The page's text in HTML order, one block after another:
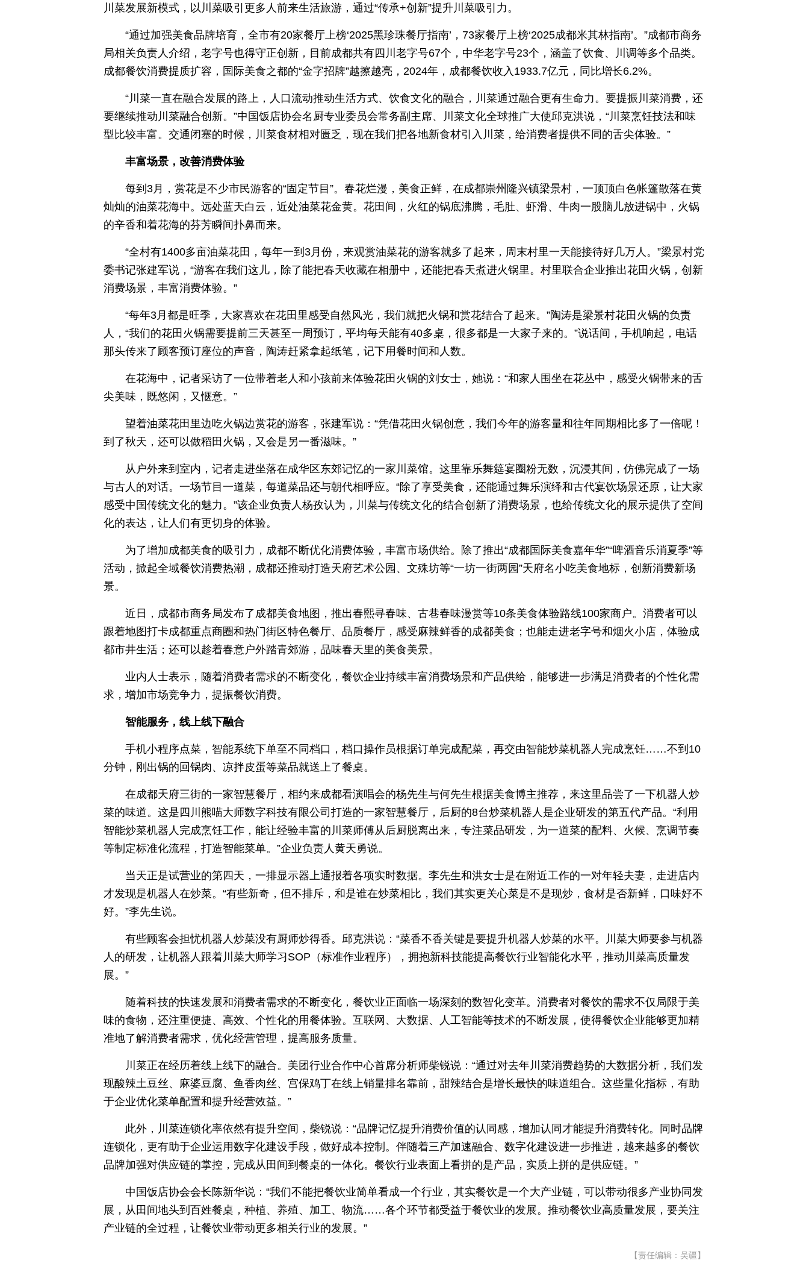
川菜发展新模式，以川菜吸引更多人前来生活旅游，通过“传承+创新”提升川菜吸引力。
“通过加强美食品牌培育，全市有20家餐厅上榜‘2025黑珍珠餐厅指南’，73家餐厅上榜‘2025成都米其林指南’。”成都市商务
局相关负责人介绍，老字号也得守正创新，目前成都共有四川老字号67个，中华老字号23个，涵盖了饮食、川调等多个品类。
成都餐饮消费提质扩容，国际美食之都的“金字招牌”越擦越亮，2024年，成都餐饮收入1933.7亿元，同比增长6.2%。
“川菜一直在融合发展的路上，人口流动推动生活方式、饮食文化的融合，川菜通过融合更有生命力。要提振川菜消费，还
要继续推动川菜融合创新。”中国饭店协会名厨专业委员会常务副主席、川菜文化全球推广大使邱克洪说，“川菜烹饪技法和味
型比较丰富。交通闭塞的时候，川菜食材相对匮乏，现在我们把各地新食材引入川菜，给消费者提供不同的舌尖体验。”
丰富场景，改善消费体验
每到3月，赏花是不少市民游客的“固定节目”。春花烂漫，美食正鲜，在成都崇州隆兴镇梁景村，一顶顶白色帐篷散落在黄
灿灿的油菜花海中。远处蓝天白云，近处油菜花金黄。花田间，火红的锅底沸腾，毛肚、虾滑、牛肉一股脑儿放进锅中，火锅
的辛香和着花海的芬芳瞬间扑鼻而来。
“全村有1400多亩油菜花田，每年一到3月份，来观赏油菜花的游客就多了起来，周末村里一天能接待好几万人。”梁景村党
委书记张建军说，“游客在我们这儿，除了能把春天收藏在相册中，还能把春天煮进火锅里。村里联合企业推出花田火锅，创新
消费场景，丰富消费体验。”
“每年3月都是旺季，大家喜欢在花田里感受自然风光，我们就把火锅和赏花结合了起来。”陶涛是梁景村花田火锅的负责
人，“我们的花田火锅需要提前三天甚至一周预订，平均每天能有40多桌，很多都是一大家子来的。”说话间，手机响起，电话
那头传来了顾客预订座位的声音，陶涛赶紧拿起纸笔，记下用餐时间和人数。
在花海中，记者采访了一位带着老人和小孩前来体验花田火锅的刘女士，她说：“和家人围坐在花丛中，感受火锅带来的舌
尖美味，既悠闲，又惬意。”
望着油菜花田里边吃火锅边赏花的游客，张建军说：“凭借花田火锅创意，我们今年的游客量和往年同期相比多了一倍呢！
到了秋天，还可以做稻田火锅，又会是另一番滋味。”
从户外来到室内，记者走进坐落在成华区东郊记忆的一家川菜馆。这里靠乐舞筵宴圈粉无数，沉浸其间，仿佛完成了一场
与古人的对话。一场节目一道菜，每道菜品还与朝代相呼应。“除了享受美食，还能通过舞乐演绎和古代宴饮场景还原，让大家
感受中国传统文化的魅力。”该企业负责人杨孜认为，川菜与传统文化的结合创新了消费场景，也给传统文化的展示提供了空间
化的表达，让人们有更切身的体验。
为了增加成都美食的吸引力，成都不断优化消费体验，丰富市场供给。除了推出“成都国际美食嘉年华”“啤酒音乐消夏季”等
活动，掀起全域餐饮消费热潮，成都还推动打造天府艺术公园、文殊坊等“一坊一街两园”天府名小吃美食地标，创新消费新场
景。
近日，成都市商务局发布了成都美食地图，推出春熙寻春味、古巷春味漫赏等10条美食体验路线100家商户。消费者可以
跟着地图打卡成都重点商圈和热门街区特色餐厅、品质餐厅，感受麻辣鲜香的成都美食；也能走进老字号和烟火小店，体验成
都市井生活；还可以趁着春意户外踏青郊游，品味春天里的美食美景。
业内人士表示，随着消费者需求的不断变化，餐饮企业持续丰富消费场景和产品供给，能够进一步满足消费者的个性化需
求，增加市场竞争力，提振餐饮消费。
智能服务，线上线下融合
手机小程序点菜，智能系统下单至不同档口，档口操作员根据订单完成配菜，再交由智能炒菜机器人完成烹饪……不到10
分钟，刚出锅的回锅肉、凉拌皮蛋等菜品就送上了餐桌。
在成都天府三街的一家智慧餐厅，相约来成都看演唱会的杨先生与何先生根据美食博主推荐，来这里品尝了一下机器人炒
菜的味道。这是四川熊喵大师数字科技有限公司打造的一家智慧餐厅，后厨的8台炒菜机器人是企业研发的第五代产品。“利用
智能炒菜机器人完成烹饪工作，能让经验丰富的川菜师傅从后厨脱离出来，专注菜品研发，为一道菜的配料、火候、烹调节奏
等制定标准化流程，打造智能菜单。”企业负责人黄天勇说。
当天正是试营业的第四天，一排显示器上通报着各项实时数据。李先生和洪女士是在附近工作的一对年轻夫妻，走进店内
才发现是机器人在炒菜。“有些新奇，但不排斥，和是谁在炒菜相比，我们其实更关心菜是不是现炒，食材是否新鲜，口味好不
好。”李先生说。
有些顾客会担忧机器人炒菜没有厨师炒得香。邱克洪说：“菜香不香关键是要提升机器人炒菜的水平。川菜大师要参与机器
人的研发，让机器人跟着川菜大师学习SOP（标准作业程序），拥抱新科技能提高餐饮行业智能化水平，推动川菜高质量发
展。”
随着科技的快速发展和消费者需求的不断变化，餐饮业正面临一场深刻的数智化变革。消费者对餐饮的需求不仅局限于美
味的食物，还注重便捷、高效、个性化的用餐体验。互联网、大数据、人工智能等技术的不断发展，使得餐饮企业能够更加精
准地了解消费者需求，优化经营管理，提高服务质量。
川菜正在经历着线上线下的融合。美团行业合作中心首席分析师柴锐说：“通过对去年川菜消费趋势的大数据分析，我们发
现酸辣土豆丝、麻婆豆腐、鱼香肉丝、宫保鸡丁在线上销量排名靠前，甜辣结合是增长最快的味道组合。这些量化指标，有助
于企业优化菜单配置和提升经营效益。”
此外，川菜连锁化率依然有提升空间，柴锐说：“品牌记忆提升消费价值的认同感，增加认同才能提升消费转化。同时品牌
连锁化，更有助于企业运用数字化建设手段，做好成本控制。伴随着三产加速融合、数字化建设进一步推进，越来越多的餐饮
品牌加强对供应链的掌控，完成从田间到餐桌的一体化。餐饮行业表面上看拼的是产品，实质上拼的是供应链。”
中国饭店协会会长陈新华说：“我们不能把餐饮业简单看成一个行业，其实餐饮是一个大产业链，可以带动很多产业协同发
展，从田间地头到百姓餐桌，种植、养殖、加工、物流……各个环节都受益于餐饮业的发展。推动餐饮业高质量发展，要关注
产业链的全过程，让餐饮业带动更多相关行业的发展。”
【责任编辑：吴疆】